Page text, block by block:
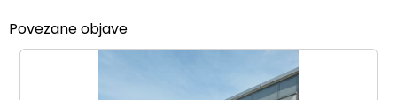
Povezane objave